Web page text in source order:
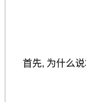
首先, 为什么